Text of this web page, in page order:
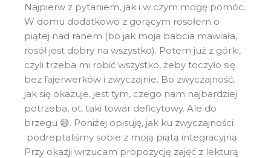
Najpierw z pytaniem, jak i w czym mogę pomóc.
W domu dodatkowo z gorącym rosołem o
piątej nad ranem (bo jak moja babcia mawiała,
rosół jest dobry na wszystko). Potem już z górki,
czyli trzeba mi robić wszystko, żeby toczyło się
bez fajerwerków i zwyczajnie. Bo zwyczajność,
jak się okazuje, jest tym, czego nam najbardziej
potrzeba, ot, taki towar deficytowy. Ale do
brzegu 😅. Poniżej opisuję, jak ku zwyczajności
podreptaliśmy sobie z moją piątą integracyjną.
Przy okazji wrzucam propozycję zajęć z lekturą